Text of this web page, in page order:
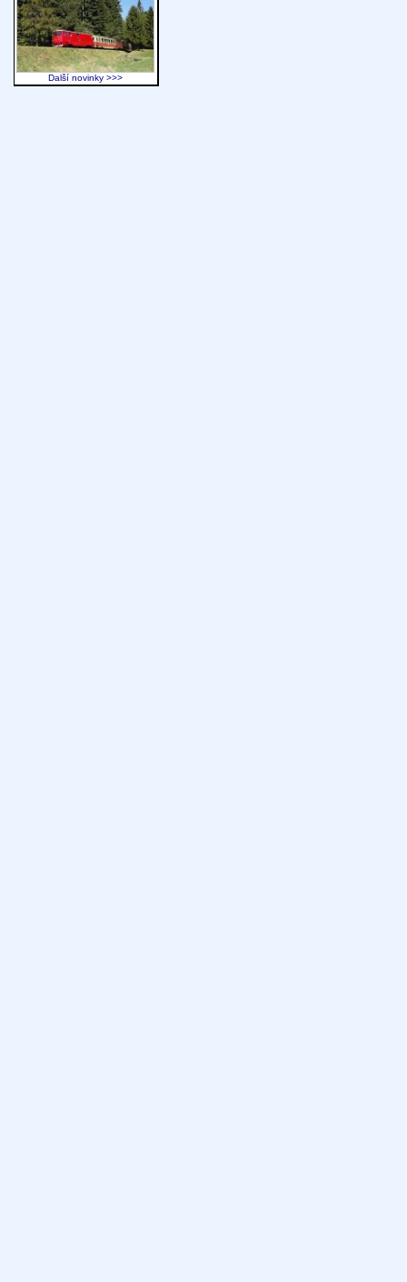
Další novinky >>>